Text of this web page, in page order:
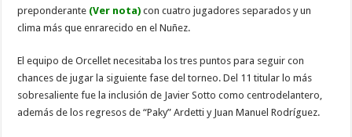
preponderante (Ver nota) con cuatro jugadores separados y un
clima más que enrarecido en el Nuñez.
El equipo de Orcellet necesitaba los tres puntos para seguir con
chances de jugar la siguiente fase del torneo. Del 11 titular lo más
sobresaliente fue la inclusión de Javier Sotto como centrodelantero,
además de los regresos de “Paky” Ardetti y Juan Manuel Rodríguez.